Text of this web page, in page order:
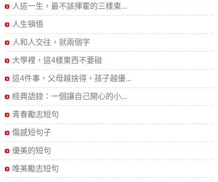
人這一生，最不該揮霍的三樣東...
人生頓悟
人和人交往，就兩個字
大學裡，這4樣東西不要碰
這4件事，父母越捨得，孩子越優...
經典語錄：一個讓自己開心的小...
青春勵志短句
傷感短句子
優美的短句
唯美勵志短句